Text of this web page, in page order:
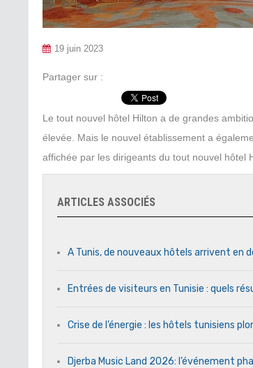
19 juin 2023
Partager sur :
Le tout nouvel hôtel Hilton a de grandes
élevée. Mais le nouvel établissement a
affichée par les dirigeants du tout nouvel hôtel
ARTICLES ASSOCIÉS
A Tunis, de nouveaux hôtels arrivent en
Entrées de visiteurs en Tunisie : quels
Crise de l’énergie : les hôtels tunisiens
Djerba Music Land 2026: l’événement